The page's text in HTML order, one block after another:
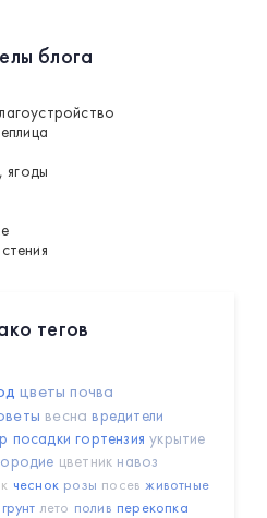
блога
ягоды
тегов
цветы почва
весна вредители
посадки гортензия укрытие
цветник навоз
чеснок розы посев животные
грунт лето полив перекопка